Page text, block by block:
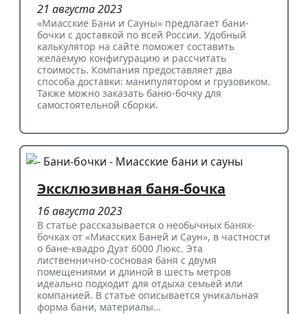
21 августа 2023
«Миасские Бани и Сауны» предлагает бани-
бочки с доставкой по всей России. Удобный
калькулятор на сайте поможет составить
желаемую конфигурацию и рассчитать
стоимость. Компания предоставляет два
способа доставки: манипулятором и грузовиком.
Также можно заказать баню-бочку для
самостоятельной сборки.
Эксклюзивная баня-бочка
16 августа 2023
В статье рассказывается о необычных банях-
бочках от «Миасских Баней и Саун», в частности
о бане-квадро Дуэт 6000 Люкс. Эта
лиственнично-сосновая баня с двумя
помещениями и длиной в шесть метров
идеально подходит для отдыха семьёй или
компанией. В статье описывается уникальная
форма бани, материалы…